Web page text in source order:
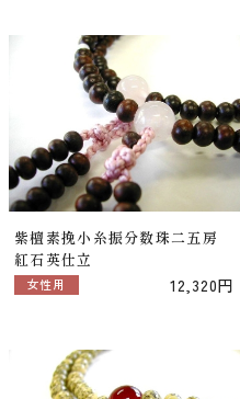
紫檀素挽小糸振分数珠二五房
紅石英仕立
12,320円
女性用